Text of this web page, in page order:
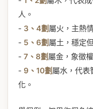
人。
- 3、4劃 屬火，主熱
- 5、6劃 屬土，穩定
- 7、8劃 屬金，象徵
- 9、10劃 屬水，代表
化。